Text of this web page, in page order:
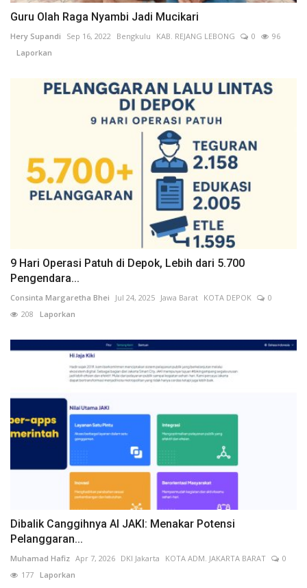
Guru Olah Raga Nyambi Jadi Mucikari
Hery Supandi Sep 16, 2022 Bengkulu KAB. REJANG LEBONG 0
96
Laporkan
9 Hari Operasi Patuh di Depok, Lebih dari 5.700
Pengendara...
Consinta Margaretha Bhei Jul 24, 2025 Jawa Barat KOTA DEPOK
0
208 Laporkan
Dibalik Canggihnya AI JAKI: Menakar Potensi
Pelanggaran...
Muhamad Hafiz Apr 7, 2026 DKI Jakarta KOTA ADM. JAKARTA BARAT
0
177 Laporkan